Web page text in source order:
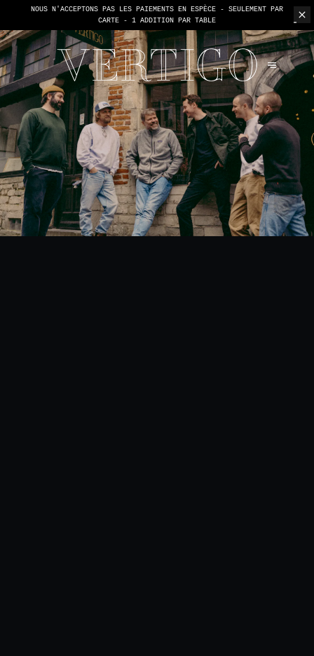
NOUS N'ACCEPTONS PAS LES PAIEMENTS EN ESPÈCE - SEULEMENT PAR
CARTE - 1 ADDITION PAR TABLE